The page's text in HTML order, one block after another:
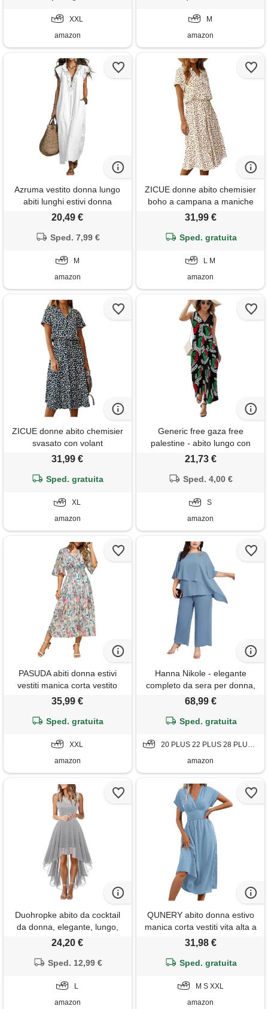
donna, rosa ld, xxl
XXL
amazon
M
amazon
Azruma vestito donna lungo
abiti lunghi estivi donna
vestito estivo curvy
midi oscillante spiaggia boho
20,49 €
Sped. 7,99 €
M
amazon
ZICUE donne abito chemisier
boho a campana a maniche
corte con volant pois e vita
31,99 €
Sped. gratuita
L M
amazon
ZICUE donne abito chemisier
svasato con volant
abbottonatura colletto
cintura da annodare abito
31,99 €
Sped. gratuita
XL
amazon
Generic free gaza free
palestine - abito lungo con
scollo a v, senza maniche, vita
, s
21,73 €
Sped. 4,00 €
S
amazon
PASUDA abiti donna estivi
vestiti manica corta vestito
lungo elegante scollo a v
a vita alta abito da mare
(fiori colorati, xxl)
35,99 €
Sped. gratuita
XXL
amazon
Hanna Nikole - elegante
completo da sera per donna,
taglia grande, set da 2 pezzi,
pantaloni festivi, camicia in
pantaloni a vita alta, grigio blu
68,99 €
Sped. gratuita
20 PLUS 22 PLUS 28 PLUS 52 GRANDE
amazon
Duohropke abito da cocktail
da donna, elegante, lungo,
senza maniche, in pizzo, a
curvy swing, per feste, maxi
grigio. , l
24,20 €
Sped. 12,99 €
L
amazon
QUNERY abito donna estivo
manica corta vestiti vita alta a
line abiti scollo a v elegante
abito spiaggia azzurro chiaro
31,98 €
Sped. gratuita
M S XXL
amazon